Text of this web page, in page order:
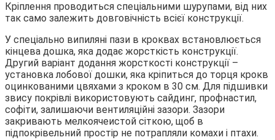
Кріплення проводиться спеціальними шурупами, від них
так само залежить довговічність всієї конструкції.
У спеціально випиляні пази в кроквах встановлюється
кінцева дошка, яка додає жорсткість конструкції.
Другий варіант додання жорсткості конструкції –
установка лобової дошки, яка кріпиться до торця крокв
оцинкованими цвяхами з кроком в 30 см. Для підшивки
звису покрівлі використовують сайдинг, профнастил,
софіти, залишаючи вентиляційні зазори. Зазори
закривають мелкоячеистой сіткою, щоб в
підпокрівельний простір не потрапляли комахи і птахи.